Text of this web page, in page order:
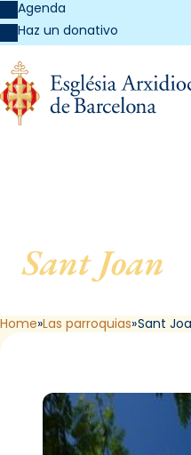
Agenda
Haz un donativo
Sant Joan
Home Las parroquias Sant